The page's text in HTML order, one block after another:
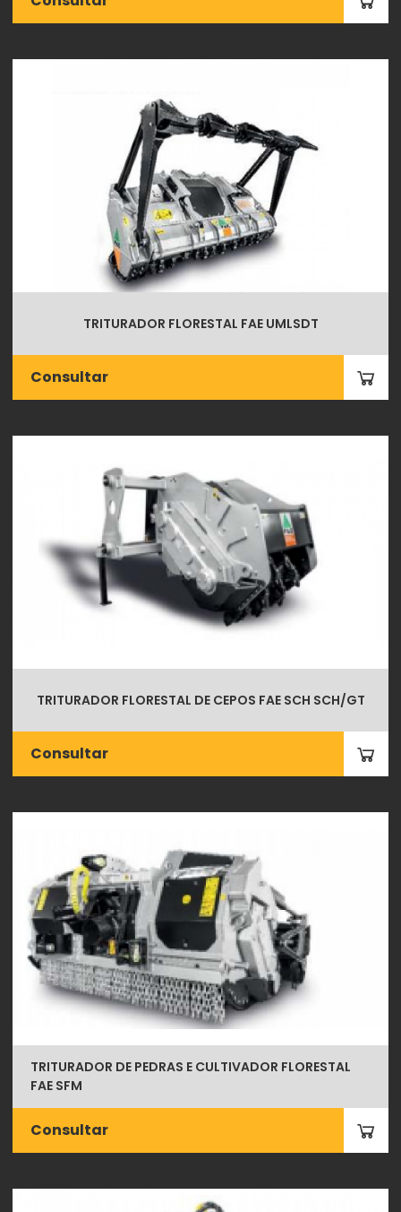
TRITURADOR FLORESTAL FAE UMLSDT
Consultar
TRITURADOR FLORESTAL DE CEPOS FAE SCH SCH/GT
Consultar
TRITURADOR DE PEDRAS E CULTIVADOR FLORESTAL
FAE SFM
Consultar